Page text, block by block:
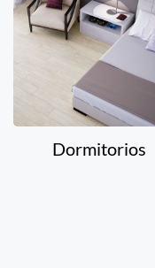
Dormitorios